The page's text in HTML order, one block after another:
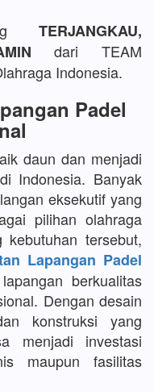
TERJANGKAU,
dari TEAM
Indonesia.
Padel
daun dan menjadi
Indonesia. Banyak
eksekutif yang
pilihan olahraga
kebutuhan tersebut,
Lapangan Padel
berkualitas
Dengan desain
konstruksi yang
menjadi investasi
maupun fasilitas